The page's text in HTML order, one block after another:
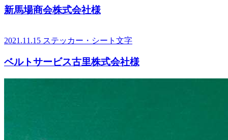
新馬場商会株式会社様
2021.11.15 ステッカー・シート文字
ベルトサービス古里株式会社様